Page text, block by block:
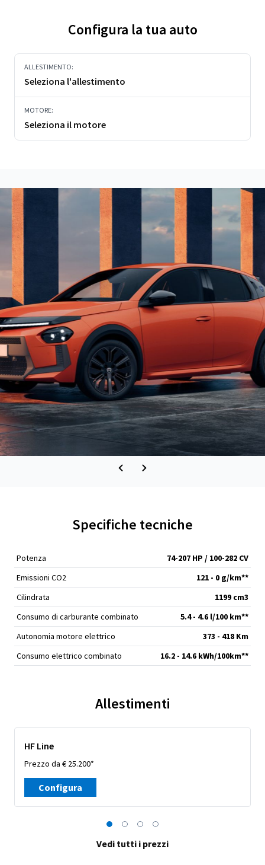
Configura la tua auto
ALLESTIMENTO:
Seleziona l'allestimento
MOTORE:
Seleziona il motore
Specifiche tecniche
Potenza
74-207 HP / 100-282 CV
Emissioni CO2
121 - 0 g/km**
Cilindrata
1199 cm3
Consumo di carburante combinato
5.4 - 4.6 l/100 km**
Autonomia motore elettrico
373 - 418 Km
Consumo elettrico combinato
16.2 - 14.6 kWh/100km**
Allestimenti
HF Line
Prezzo da € 25.200*
Configura
Vedi tutti i prezzi